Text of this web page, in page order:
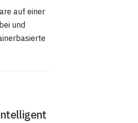
auf einer
und